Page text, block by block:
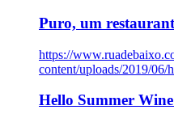
Puro, um
https://
content/uploads/2019/
Hello Summer